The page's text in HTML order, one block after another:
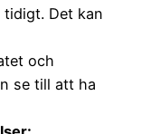
Det kan
och
se till att ha